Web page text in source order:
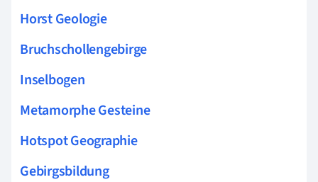
Horst Geologie
Bruchschollengebirge
Inselbogen
Metamorphe Gesteine
Hotspot Geographie
Gebirgsbildung